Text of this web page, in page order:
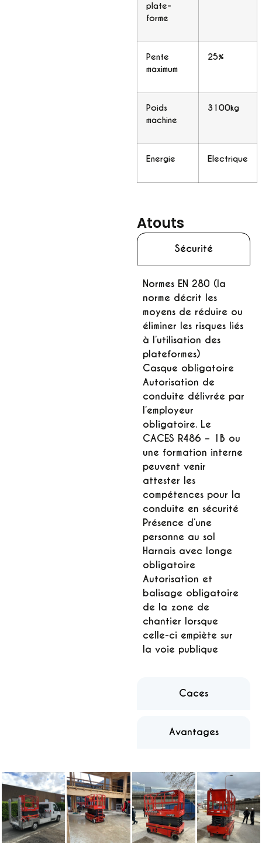
plate-
forme
Pente
maximum
25%
Poids
machine
3100kg
Energie Electrique
Atouts
Sécurité
Caces
Avantages
Normes EN 280 (la
norme décrit les
moyens de réduire ou
éliminer les risques liés
à l’utilisation des
plateformes)
Casque obligatoire
Autorisation de
conduite délivrée par
l’employeur
obligatoire. Le
CACES R486 – 1B ou
une formation interne
peuvent venir
attester les
compétences pour la
conduite en sécurité
Présence d’une
personne au sol
Harnais avec longe
obligatoire
Autorisation et
balisage obligatoire
de la zone de
chantier lorsque
celle-ci empiète sur
la voie publique